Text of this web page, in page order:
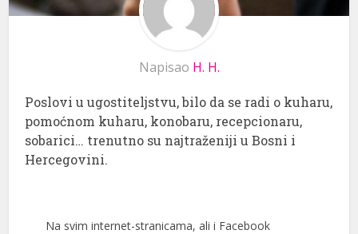
Napisao H. H.
Poslovi u ugostiteljstvu, bilo da se radi o kuharu,
pomoćnom kuharu, konobaru, recepcionaru,
sobarici… trenutno su najtraženiji u Bosni i
Hercegovini.
Na svim internet-stranicama, ali i Facebook